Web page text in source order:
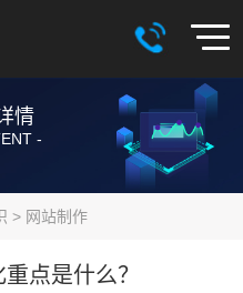
情
-
> 网站制作
点是什么？